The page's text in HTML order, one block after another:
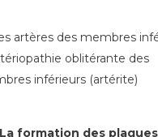
artères des membres
oblitérante des
inférieurs (artérite)
La formation des plaques